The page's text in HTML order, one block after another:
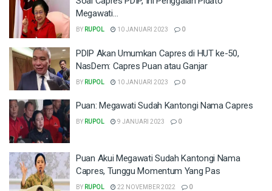
Megawati…
BY RUPOL 10 JANUARI 2023 0
PDIP Akan Umumkan Capres di HUT ke-50,
NasDem: Capres Puan atau Ganjar
BY RUPOL 10 JANUARI 2023 0
Puan: Megawati Sudah Kantongi Nama Capres
BY RUPOL 9 JANUARI 2023 0
Puan Akui Megawati Sudah Kantongi Nama
Capres, Tunggu Momentum Yang Pas
BY RUPOL 22 NOVEMBER 2022 0